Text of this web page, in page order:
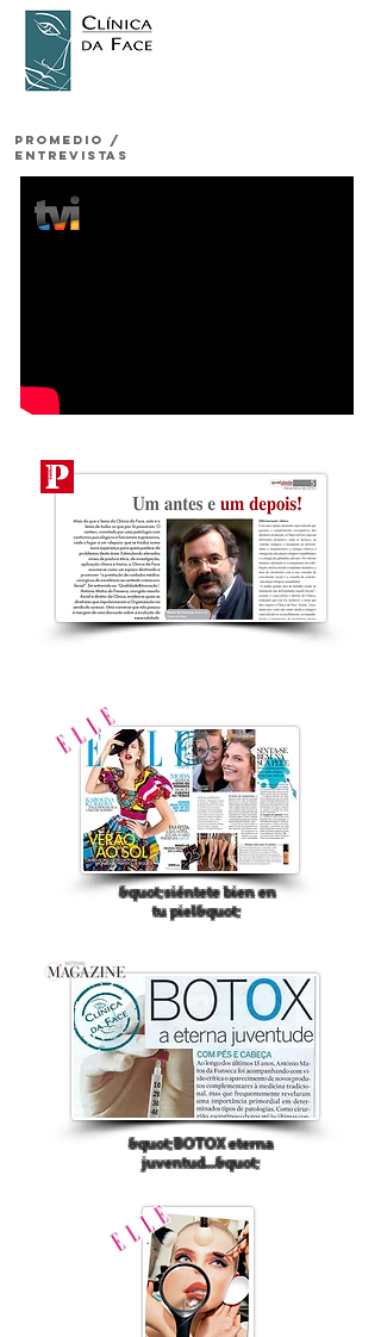
PROMEDIO /
ENTREVISTAS
&quot;siéntete bien en
tu piel&quot;
&quot;BOTOX eterna
juventud...&quot;